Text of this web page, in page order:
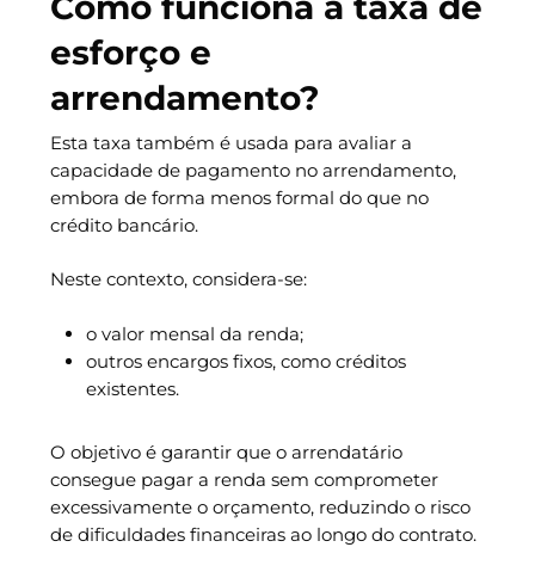
esforço e
arrendamento?
Esta taxa também é usada para avaliar a
capacidade de pagamento no arrendamento,
embora de forma menos formal do que no
crédito bancário.
Neste contexto, considera-se:
o valor mensal da renda;
outros encargos fixos, como créditos
existentes.
O objetivo é garantir que o arrendatário
consegue pagar a renda sem comprometer
excessivamente o orçamento, reduzindo o risco
de dificuldades financeiras ao longo do contrato.